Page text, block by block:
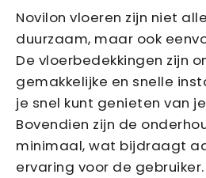
Novilon vloeren zijn niet
duurzaam, maar ook
De vloerbedekkingen zijn
gemakkelijke en snelle
je snel kunt genieten van
Bovendien zijn de
minimaal, wat bijdraagt
ervaring voor de gebruiker.